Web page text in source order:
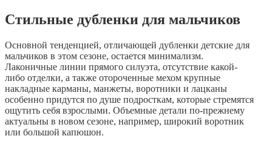
Стильные дубленки для мальчиков
Основной тенденцией, отличающей дубленки детские для
мальчиков в этом сезоне, остается минимализм.
Лаконичные линии прямого силуэта, отсутствие какой-
либо отделки, а также отороченные мехом крупные
накладные карманы, манжеты, воротники и лацканы
особенно придутся по душе подросткам, которые стремятся
ощутить себя взрослыми. Объемные детали по-прежнему
актуальны в новом сезоне, например, широкий воротник
или большой капюшон.